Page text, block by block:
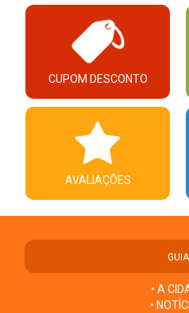
CUPOM DESCONTO
AVALIAÇÕES
GUIA
• A
•